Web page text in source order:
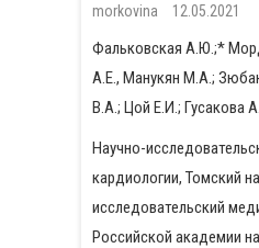
morkovina 12.05.2021
Фальковская А.Ю.;*
А.Е., Манукян М.А.;
В.А.; Цой Е.И.; Гусакова
Научно-
кардиологии, Томский
исследовательский
Российской академии